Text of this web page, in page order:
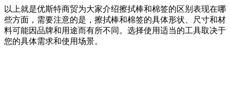
以上就是优斯特商贸为大家介绍擦拭棒和棉签的区别表现在哪
些方面，需要注意的是，擦拭棒和棉签的具体形状、尺寸和材
料可能因品牌和用途而有所不同。选择使用适当的工具取决于
您的具体需求和使用场景。